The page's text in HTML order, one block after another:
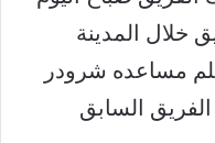
خلال المدينة
مساعده شرودر
السابق